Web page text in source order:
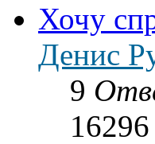
Хочу
Денис
9
16296